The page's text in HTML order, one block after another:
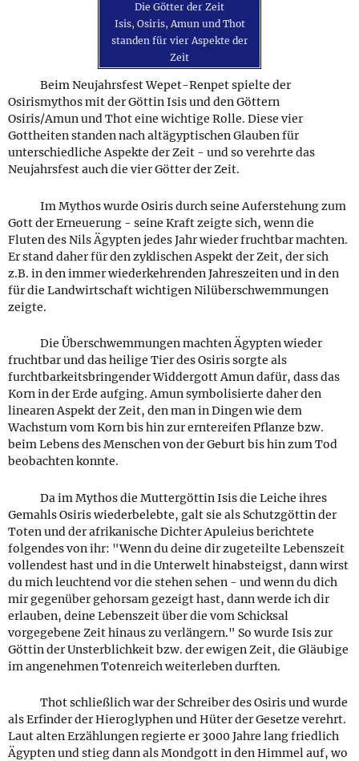
Die Götter der Zeit
Isis, Osiris, Amun und Thot
standen für vier Aspekte der
Zeit
Beim Neujahrsfest Wepet-Renpet spielte der
Osirismythos mit der Göttin Isis und den Göttern
Osiris/Amun und Thot eine wichtige Rolle. Diese vier
Gottheiten standen nach altägyptischen Glauben für
unterschiedliche Aspekte der Zeit - und so verehrte das
Neujahrsfest auch die vier Götter der Zeit.
Im Mythos wurde Osiris durch seine Auferstehung zum
Gott der Erneuerung - seine Kraft zeigte sich, wenn die
Fluten des Nils Ägypten jedes Jahr wieder fruchtbar machten.
Er stand daher für den zyklischen Aspekt der Zeit, der sich
z.B. in den immer wiederkehrenden Jahreszeiten und in den
für die Landwirtschaft wichtigen Nilüberschwemmungen
zeigte.
Die Überschwemmungen machten Ägypten wieder
fruchtbar und das heilige Tier des Osiris sorgte als
furchtbarkeitsbringender Widdergott Amun dafür, dass das
Korn in der Erde aufging. Amun symbolisierte daher den
linearen Aspekt der Zeit, den man in Dingen wie dem
Wachstum vom Korn bis hin zur erntereifen Pflanze bzw.
beim Lebens des Menschen von der Geburt bis hin zum Tod
beobachten konnte.
Da im Mythos die Muttergöttin Isis die Leiche ihres
Gemahls Osiris wiederbelebte, galt sie als Schutzgöttin der
Toten und der afrikanische Dichter Apuleius berichtete
folgendes von ihr: "Wenn du deine dir zugeteilte Lebenszeit
vollendest hast und in die Unterwelt hinabsteigst, dann wirst
du mich leuchtend vor die stehen sehen - und wenn du dich
mir gegenüber gehorsam gezeigt hast, dann werde ich dir
erlauben, deine Lebenszeit über die vom Schicksal
vorgegebene Zeit hinaus zu verlängern." So wurde Isis zur
Göttin der Unsterblichkeit bzw. der ewigen Zeit, die Gläubige
im angenehmen Totenreich weiterleben durften.
Thot schließlich war der Schreiber des Osiris und wurde
als Erfinder der Hieroglyphen und Hüter der Gesetze verehrt.
Laut alten Erzählungen regierte er 3000 Jahre lang friedlich
Ägypten und stieg dann als Mondgott in den Himmel auf, wo